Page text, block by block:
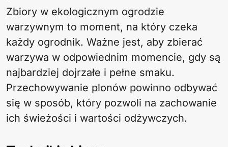
Zbiory w ekologicznym ogrodzie
warzywnym to moment, na który czeka
każdy ogrodnik. Ważne jest, aby zbierać
warzywa w odpowiednim momencie, gdy są
najbardziej dojrzałe i pełne smaku.
Przechowywanie plonów powinno odbywać
się w sposób, który pozwoli na zachowanie
ich świeżości i wartości odżywczych.